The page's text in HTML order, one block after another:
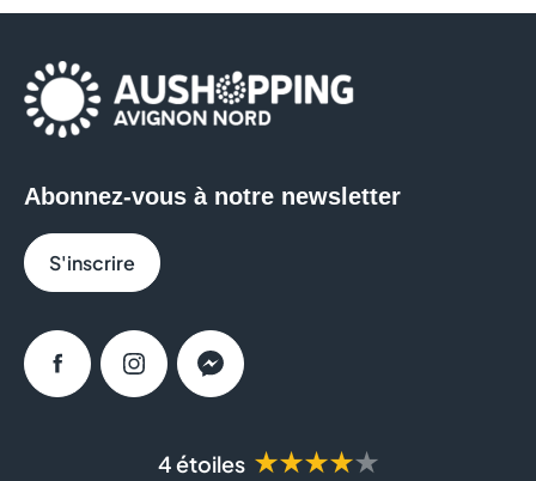
4 étoiles ★★★★★
Abonnez-vous à notre newsletter
S'inscrire
FacebookInstagramMessenger